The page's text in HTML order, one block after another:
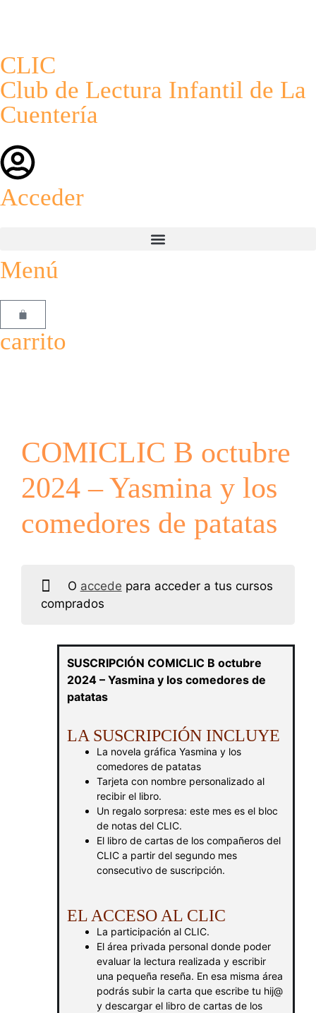
CLIC
Club de Lectura Infantil de La
Cuentería
Acceder
Menú
carrito
COMICLIC B octubre
2024 – Yasmina y los
comedores de patatas
O accede para acceder a tus cursos
comprados
SUSCRIPCIÓN COMICLIC B octubre
2024 – Yasmina y los comedores de
patatas
LA SUSCRIPCIÓN INCLUYE
La novela gráfica Yasmina y los
comedores de patatas
Tarjeta con nombre personalizado al
recibir el libro.
Un regalo sorpresa: este mes es el bloc
de notas del CLIC.
El libro de cartas de los compañeros del
CLIC a partir del segundo mes
consecutivo de suscripción.
EL ACCESO AL CLIC
La participación al CLIC.
El área privada personal donde poder
evaluar la lectura realizada y escribir
una pequeña reseña. En esa misma área
podrás subir la carta que escribe tu hij@
y descargar el libro de cartas de los